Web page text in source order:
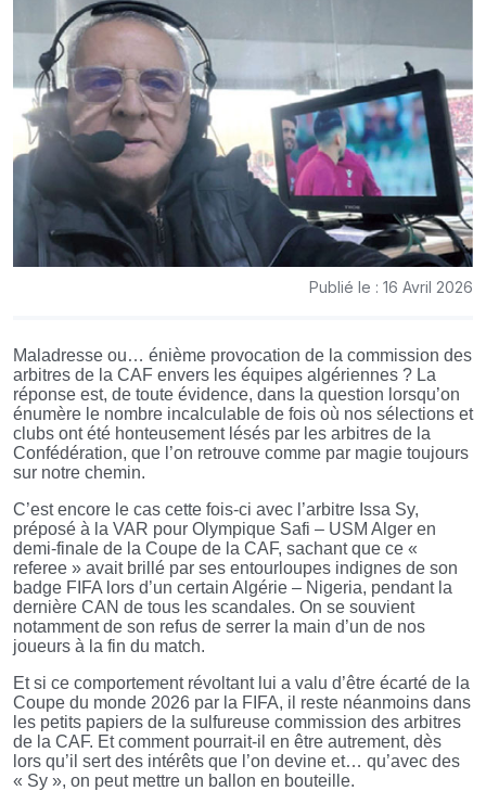
Publié le : 16 Avril 2026
Maladresse ou… énième provocation de la commission des
arbitres de la CAF envers les équipes algériennes ? La
réponse est, de toute évidence, dans la question lorsqu’on
énumère le nombre incalculable de fois où nos sélections et
clubs ont été honteusement lésés par les arbitres de la
Confédération, que l’on retrouve comme par magie toujours
sur notre chemin.
C’est encore le cas cette fois-ci avec l’arbitre Issa Sy,
préposé à la VAR pour Olympique Safi – USM Alger en
demi-finale de la Coupe de la CAF, sachant que ce «
referee » avait brillé par ses entourloupes indignes de son
badge FIFA lors d’un certain Algérie – Nigeria, pendant la
dernière CAN de tous les scandales. On se souvient
notamment de son refus de serrer la main d’un de nos
joueurs à la fin du match.
Et si ce comportement révoltant lui a valu d’être écarté de la
Coupe du monde 2026 par la FIFA, il reste néanmoins dans
les petits papiers de la sulfureuse commission des arbitres
de la CAF. Et comment pourrait-il en être autrement, dès
lors qu’il sert des intérêts que l’on devine et… qu’avec des
« Sy », on peut mettre un ballon en bouteille.